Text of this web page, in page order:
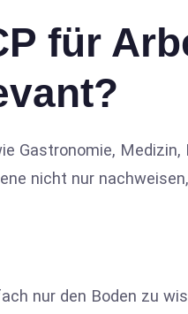
für
Gastronomie, Medizin,
nicht nur
nur den Boden zu